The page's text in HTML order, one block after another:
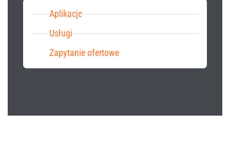
Aplikacje
Usługi
Zapytanie ofertowe